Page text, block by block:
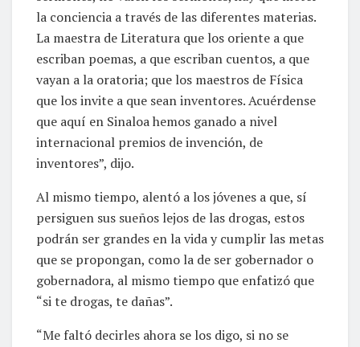
la conciencia a través de las diferentes materias.
La maestra de Literatura que los oriente a que
escriban poemas, a que escriban cuentos, a que
vayan a la oratoria; que los maestros de Física
que los invite a que sean inventores. Acuérdense
que aquí en Sinaloa hemos ganado a nivel
internacional premios de invención, de
inventores”, dijo.
Al mismo tiempo, alentó a los jóvenes a que, sí
persiguen sus sueños lejos de las drogas, estos
podrán ser grandes en la vida y cumplir las metas
que se propongan, como la de ser gobernador o
gobernadora, al mismo tiempo que enfatizó que
“si te drogas, te dañas”.
“Me faltó decirles ahora se los digo, si no se